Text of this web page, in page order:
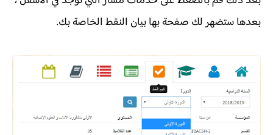
بعدها ستضهر لك صفحة بها بيان النقط الخاصة بك.